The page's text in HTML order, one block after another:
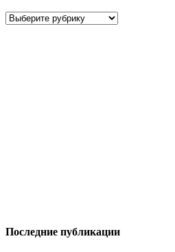
Рубрики
Последние публикации